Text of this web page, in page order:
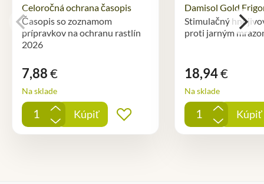
Celoročná ochrana časopis
Časopis so zoznamom
prípravkov na ochranu rastlín
2026
7,88€
Na sklade
+
-
Kúpiť Pridať do obľúbených
Damisol Gold
Stimulačný
proti jarným
18,94€
Na sklade
+
-
Kúpiť